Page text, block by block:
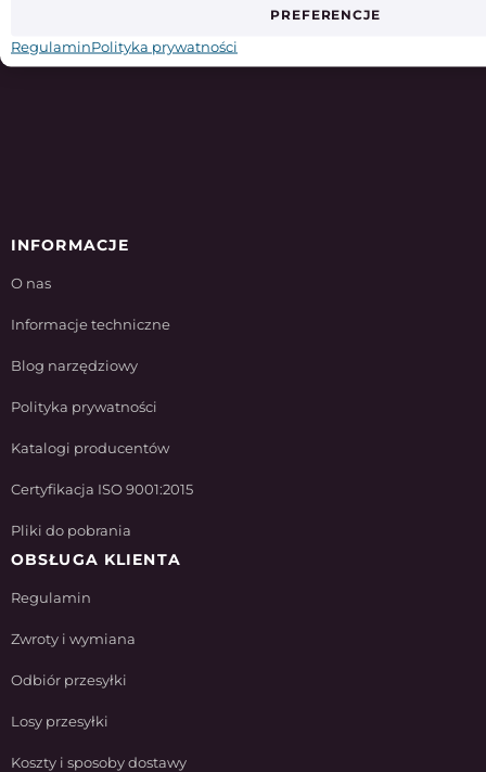
INFORMACJE
O nas
Informacje techniczne
Blog narzędziowy
Polityka prywatności
Katalogi producentów
Certyfikacja ISO 9001:2015
Pliki do pobrania
OBSŁUGA KLIENTA
Regulamin
Zwroty i wymiana
Odbiór przesyłki
Losy przesyłki
Koszty i sposoby dostawy
PREFERENCJE
RegulaminPolityka prywatności